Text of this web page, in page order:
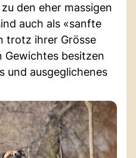
den eher massigen
auch als «sanfte
trotz ihrer Grösse
Gewichtes besitzen
und ausgeglichenes